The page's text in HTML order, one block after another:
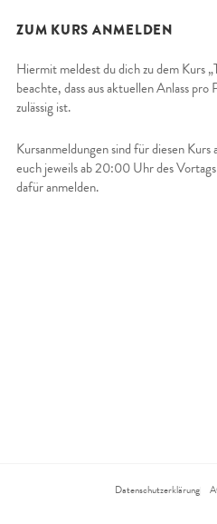
ZUM KURS ANMELDEN
Hiermit meldest du dich zu dem Kurs
beachte, dass aus aktuellen Anlass
zulässig ist.
Kursanmeldungen sind für diesen
euch jeweils ab 20:00 Uhr des
dafür anmelden.
Datenschutzerklärung